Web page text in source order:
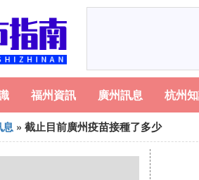
福州資訊 廣州訊息 杭州
息 » 截止目前廣州疫苗接種了多少